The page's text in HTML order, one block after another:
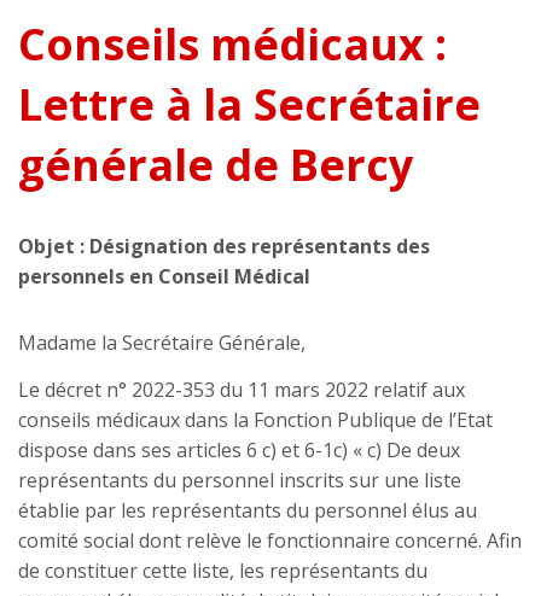
Conseils médicaux :
Lettre à la Secrétaire
générale de Bercy
Objet : Désignation des représentants des
personnels en Conseil Médical
Madame la Secrétaire Générale,
Le décret n° 2022-353 du 11 mars 2022 relatif aux
conseils médicaux dans la Fonction Publique de l’Etat
dispose dans ses articles 6 c) et 6-1c) « c) De deux
représentants du personnel inscrits sur une liste
établie par les représentants du personnel élus au
comité social dont relève le fonctionnaire concerné. Afin
de constituer cette liste, les représentants du